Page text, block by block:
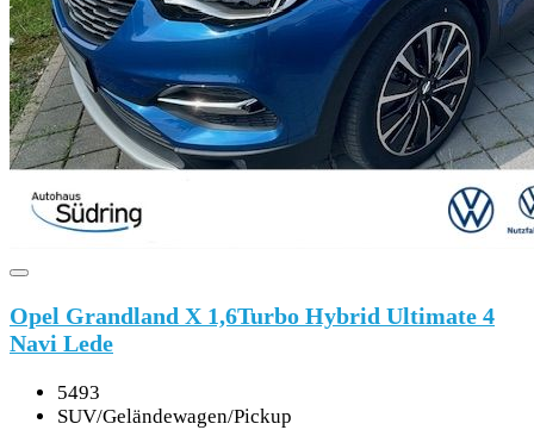
Opel Grandland X 1,6Turbo Hybrid Ultimate 4
Navi Lede
5493
SUV/Geländewagen/Pickup